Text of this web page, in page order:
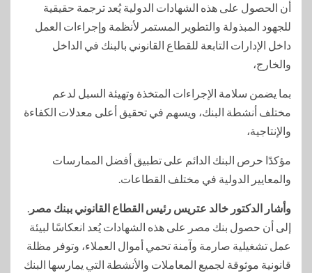
أن الحصول على هذه الشهادات الدولية يُعد ترجمة حقيقية
للجهود المبذولة والتطوير المستمر لأنظمة وإجراءات العمل
داخل الإدارات التابعة للقطاع القانوني بالبنك في الداخل
والخارج،
بما يضمن سلامة الإجراءات المتخذة وتهيئة السبل لدعم
مختلف أنشطة البنك، ويسهم في تحقيق أعلى معدلات الكفاءة
والإنتاجية،
مؤكدًا حرص البنك الدائم على تطبيق أفضل الممارسات
والمعايير الدولية في مختلف القطاعات.
وأشار الدكتور خالد عتريس رئيس القطاع القانوني ببنك مصر .
إلى أن حصول بنك مصر على هذه الشهادات يُعد انعكاسًا لبيئة
عمل تشغيلية صارمة وآمنة تحمي أموال العملاء، وتوفر مظلة
قانونية موثوقة لجميع المعاملات والأنشطة التي يمارسها البنك